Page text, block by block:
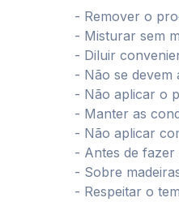
- Remover o
- Misturar sem
- Diluir
- Não se
- Não aplicar o
- Manter as
- Não aplicar
- Antes de fazer
- Sobre
- Respeitar o